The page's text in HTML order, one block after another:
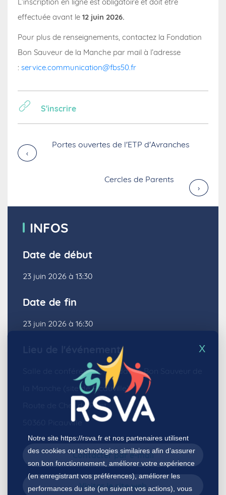
effectuée avant le 12 juin 2026.
Pour plus de renseignements, contactez la Fondation
Bon Sauveur de la Manche par mail à l’adresse
: service.communication@fbs50.fr
S'inscrire
›
Portes ouvertes de l'ETP d'Avranches
Cercles de Parents
›
INFOS
Date de début
23 juin 2026 à 13:30
Date de fin
23 juin 2026 à 16:30
Lieu de l'événement
Salle de conférences, Fondation Bon Sauveur de
la Manche (site de Picauville)
Route de Chef du Pont,
50360 Picauville
Contacter par e-mail
Visiter le site web
X
Notre site https://rsva.fret nos partenaires utilisent
des cookies ou technologies similaires afin d’assurer
son bon fonctionnement, améliorer votre expérience
(en enregistrant vos préférences), améliorer les
performances du site (en suivant vos actions), vous